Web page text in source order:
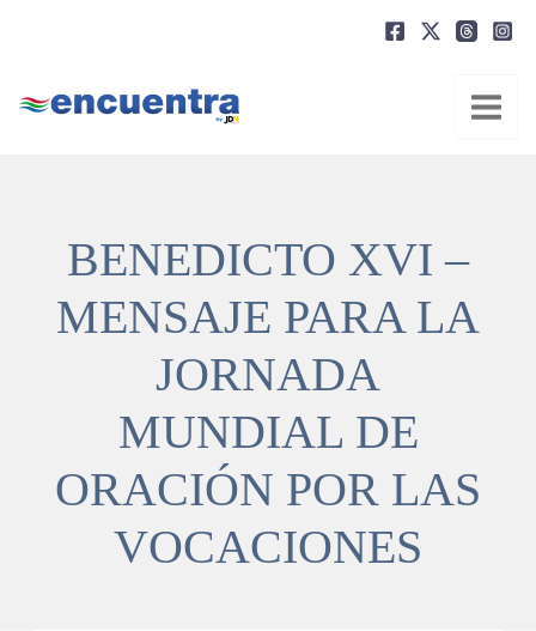
BENEDICTO XVI –
MENSAJE PARA LA
JORNADA
MUNDIAL DE
ORACIÓN POR LAS
VOCACIONES